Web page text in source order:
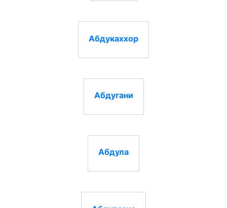
Абдукаххор
Абдугани
Абдула